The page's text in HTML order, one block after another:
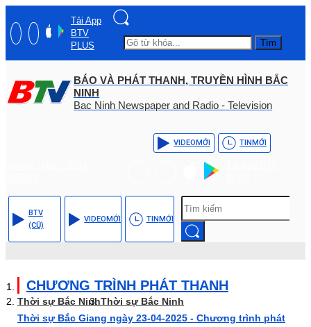
Tải App
BTV
PLUS
Tìm
BÁO VÀ PHÁT THANH, TRUYỀN HÌNH BẮC
NINH
Bac Ninh Newspaper and Radio - Television
VIDEOMỚI TINMỚI
BTV
(CŨ)
VIDEOMỚI TINMỚI
CHƯƠNG TRÌNH PHÁT THANH
Thời sự Bắc NinhThời sự Bắc Ninh
Thời sự Bắc Giang ngày 23-04-2025 - Chương trình phát